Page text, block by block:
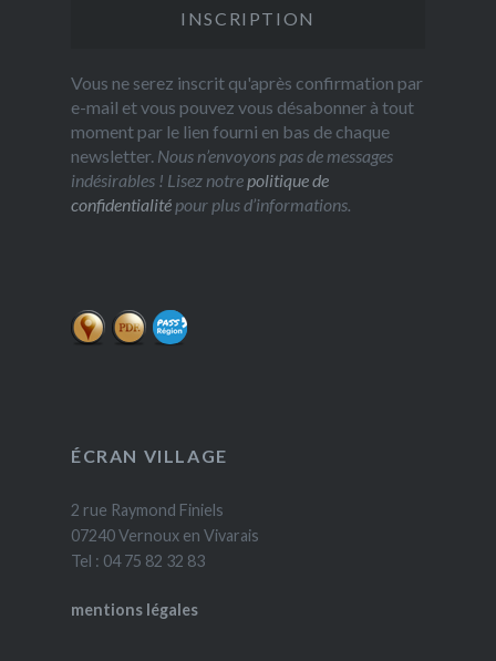
Vous ne serez inscrit qu'après confirmation par
e-mail et vous pouvez vous désabonner à tout
moment par le lien fourni en bas de chaque
newsletter. Nous n’envoyons pas de messages
indésirables ! Lisez notrepolitique de
confidentialitépour plus d’informations.
ÉCRAN VILLAGE
2 rue Raymond Finiels
07240 Vernoux en Vivarais
Tel : 04 75 82 32 83
mentions légales